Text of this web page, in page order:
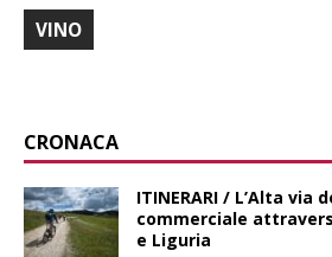
VINO
CRONACA
ITINERARI / L’Alta via
commerciale
e Liguria